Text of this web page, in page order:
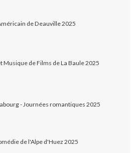
de Deauville 2025
Musique de Films de La Baule 2025
- Journées romantiques 2025
de l'Alpe d'Huez 2025